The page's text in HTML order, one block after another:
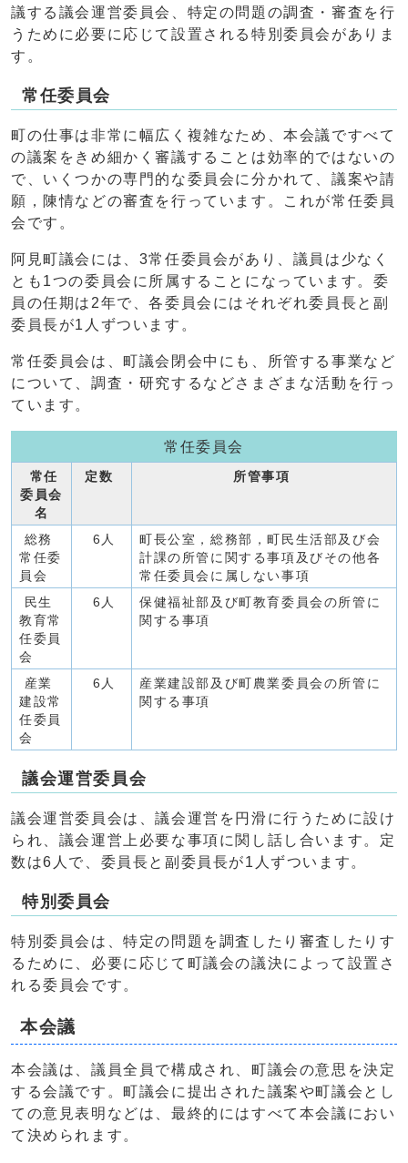
議する議会運営委員会、特定の問題の調査・審査を行
うために必要に応じて設置される特別委員会がありま
す。
常任委員会
町の仕事は非常に幅広く複雑なため、本会議ですべて
の議案をきめ細かく審議することは効率的ではないの
で、いくつかの専門的な委員会に分かれて、議案や請
願，陳情などの審査を行っています。これが常任委員
会です。
阿見町議会には、3常任委員会があり、議員は少なく
とも1つの委員会に所属することになっています。委
員の任期は2年で、各委員会にはそれぞれ委員長と副
委員長が1人ずついます。
常任委員会は、町議会閉会中にも、所管する事業など
について、調査・研究するなどさまざまな活動を行っ
ています。
常任委員会
常任
委員会
名
定数 所管事項
総務
常任委
員会
6人
町長公室，総務部，町民生活部及び会
計課の所管に関する事項及びその他各
常任委員会に属しない事項
民生
教育常
任委員
会
6人
保健福祉部及び町教育委員会の所管に
関する事項
産業
建設常
任委員
会
6人
産業建設部及び町農業委員会の所管に
関する事項
議会運営委員会
議会運営委員会は、議会運営を円滑に行うために設け
られ、議会運営上必要な事項に関し話し合います。定
数は6人で、委員長と副委員長が1人ずついます。
特別委員会
特別委員会は、特定の問題を調査したり審査したりす
るために、必要に応じて町議会の議決によって設置さ
れる委員会です。
本会議
本会議は、議員全員で構成され、町議会の意思を決定
する会議です。町議会に提出された議案や町議会とし
ての意見表明などは、最終的にはすべて本会議におい
て決められます。